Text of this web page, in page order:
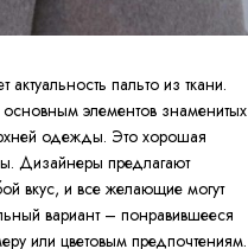
пальто из ткани.
элементов знаменитых
одежды. Это хорошая
Дизайнеры предлагают
вкус, и все желающие могут
вариант – понравившееся
или цветовым предпочтениям.